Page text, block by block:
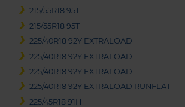
215/55R18 95T
215/55R18 95T
225/40R18 92Y EXTRALOAD
225/40R18 92Y EXTRALOAD
225/40R18 92Y EXTRALOAD
225/40R18 92Y EXTRALOAD RUNFLAT
225/45R18 91H